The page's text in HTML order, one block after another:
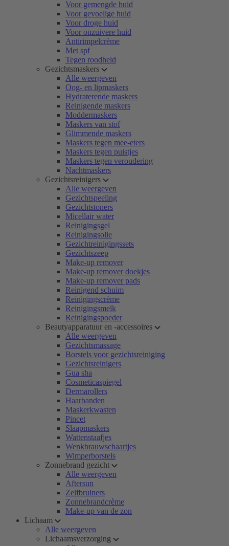
Voor gemengde huid
Voor gevoelige huid
Voor droge huid
Voor onzuivere huid
Antirimpelcrème
Met spf
Tegen roodheid
Gezichtsmaskers
Alle weergeven
Oog- en lipmaskers
Hydraterende maskers
Reinigende maskers
Moddermaskers
Maskers van stof
Glimmende maskers
Maskers tegen mee-eters
Maskers tegen puistjes
Maskers tegen veroudering
Nachtmaskers
Gezichtsreinigers
Alle weergeven
Gezichtspeeling
Gezichtstoners
Micellair water
Reinigingsgel
Reinigingsolie
Gezichtreinigingssets
Gezichtszeep
Make-up remover
Make-up remover doekjes
Make-up remover pads
Reinigend schuim
Reinigingscrème
Reinigingsmelk
Reinigingspoeder
Beautyapparatuur en -accessoires
Alle weergeven
Gezichtsmassage
Borstels voor gezichtsreiniging
Gezichtsreinigers
Gua sha
Cosmeticaspiegel
Dermarollers
Haarbanden
Maskerkwasten
Pincet
Slaapmaskers
Wattenstaafjes
Wenkbrauwschaartjes
Wimperborstels
Zonnebrand gezicht
Alle weergeven
Aftersun
Zelfbruiners
Zonnebrandcrème
Make-up van de zon
Lichaam
Alle weergeven
Lichaamsverzorging